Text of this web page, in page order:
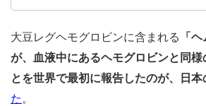
大豆レグヘモグロビンに含まれる
「
が、血液中にあるヘモグロビンと同様
とを世界で最初に報告したのが、日本
た 。